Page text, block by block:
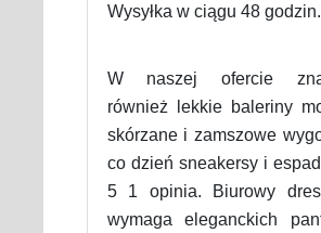
Wysyłka w ciągu 48 godzin.
W naszej ofercie
również lekkie baleriny
skórzane i zamszowe
co dzień sneakersy i
5 1 opinia. Biurowy
wymaga eleganckich